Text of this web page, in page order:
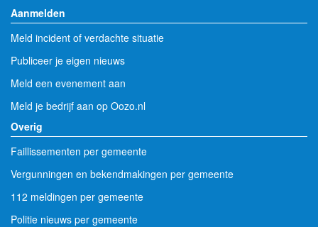
Aanmelden
Meld incident of verdachte situatie
Publiceer je eigen nieuws
Meld een evenement aan
Meld je bedrijf aan op Oozo.nl
Overig
Faillissementen per gemeente
Vergunningen en bekendmakingen per gemeente
112 meldingen per gemeente
Politie nieuws per gemeente